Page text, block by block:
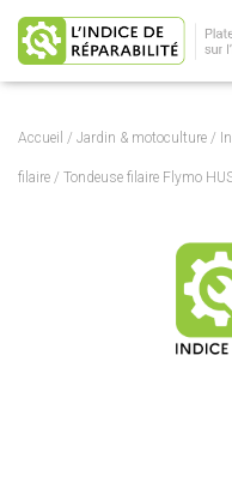
Accueil / Jardin & motoculture /
filaire / Tondeuse filaire Flymo